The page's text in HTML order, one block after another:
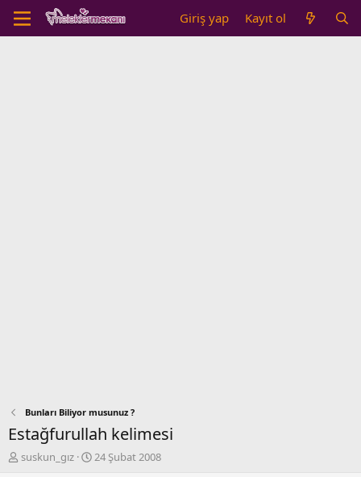
Giriş yap Kayıt ol
Bunları Biliyor musunuz ?
Estağfurullah kelimesi
K
suskun_gız
B
24 Şubat 2008